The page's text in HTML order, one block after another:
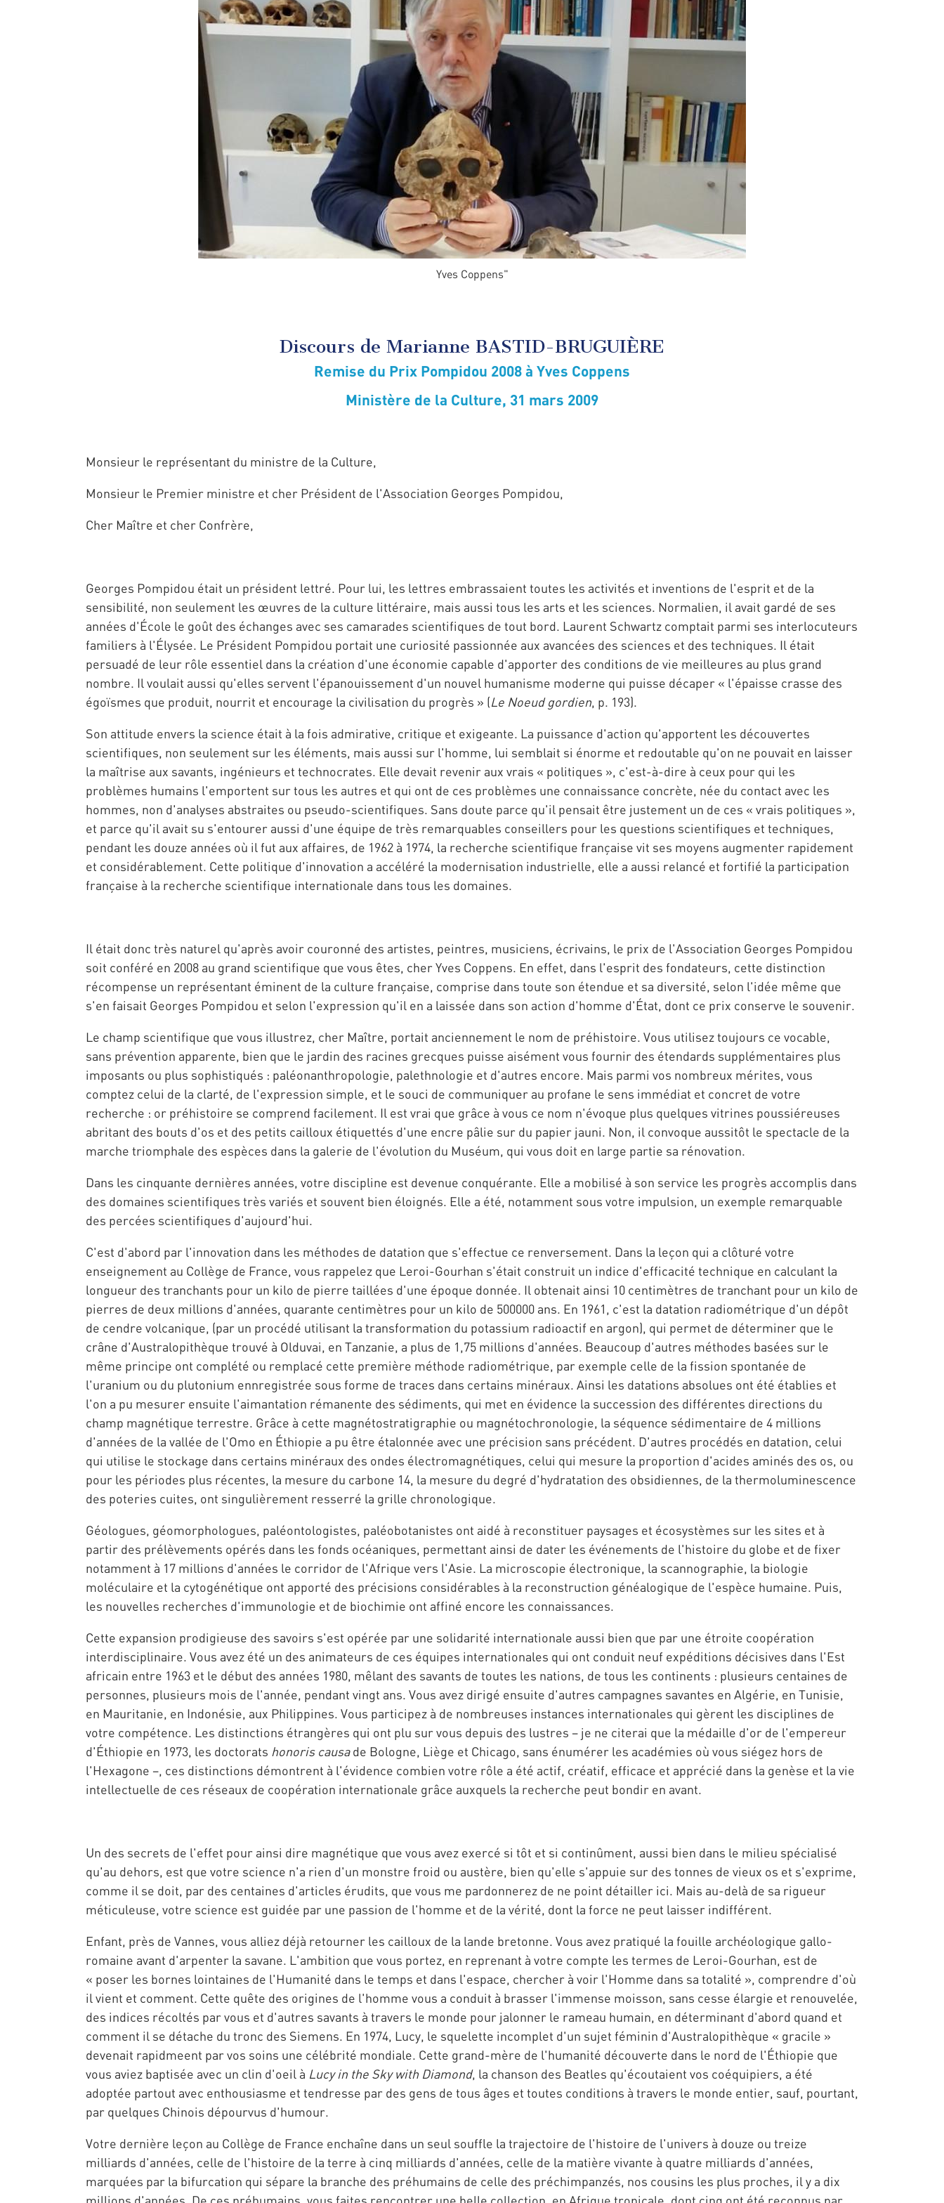
Yves Coppens"
Discours de Marianne BASTID-BRUGUIÈRE
Remise du Prix Pompidou 2008 à Yves Coppens
Ministère de la Culture, 31 mars 2009
Monsieur le représentant du ministre de la Culture,
Monsieur le Premier ministre et cher Président de l'Association Georges Pompidou,
Cher Maître et cher Confrère,
Georges Pompidou était un président lettré. Pour lui, les lettres embrassaient toutes les activités et inventions de l'esprit et de la
sensibilité, non seulement les œuvres de la culture littéraire, mais aussi tous les arts et les sciences. Normalien, il avait gardé de ses
années d'École le goût des échanges avec ses camarades scientifiques de tout bord. Laurent Schwartz comptait parmi ses interlocuteurs
familiers à l'Élysée. Le Président Pompidou portait une curiosité passionnée aux avancées des sciences et des techniques. Il était
persuadé de leur rôle essentiel dans la création d'une économie capable d'apporter des conditions de vie meilleures au plus grand
nombre. Il voulait aussi qu'elles servent l'épanouissement d'un nouvel humanisme moderne qui puisse décaper « l'épaisse crasse des
égoïsmes que produit, nourrit et encourage la civilisation du progrès » (Le Noeud gordien, p. 193).
Son attitude envers la science était à la fois admirative, critique et exigeante. La puissance d'action qu'apportent les découvertes
scientifiques, non seulement sur les éléments, mais aussi sur l'homme, lui semblait si énorme et redoutable qu'on ne pouvait en laisser
la maîtrise aux savants, ingénieurs et technocrates. Elle devait revenir aux vrais « politiques », c'est-à-dire à ceux pour qui les
problèmes humains l'emportent sur tous les autres et qui ont de ces problèmes une connaissance concrète, née du contact avec les
hommes, non d'analyses abstraites ou pseudo-scientifiques. Sans doute parce qu'il pensait être justement un de ces « vrais politiques »,
et parce qu'il avait su s'entourer aussi d'une équipe de très remarquables conseillers pour les questions scientifiques et techniques,
pendant les douze années où il fut aux affaires, de 1962 à 1974, la recherche scientifique française vit ses moyens augmenter rapidement
et considérablement. Cette politique d'innovation a accéléré la modernisation industrielle, elle a aussi relancé et fortifié la participation
française à la recherche scientifique internationale dans tous les domaines.
Il était donc très naturel qu'après avoir couronné des artistes, peintres, musiciens, écrivains, le prix de l'Association Georges Pompidou
soit conféré en 2008 au grand scientifique que vous êtes, cher Yves Coppens. En effet, dans l'esprit des fondateurs, cette distinction
récompense un représentant éminent de la culture française, comprise dans toute son étendue et sa diversité, selon l'idée même que
s'en faisait Georges Pompidou et selon l'expression qu'il en a laissée dans son action d'homme d'État, dont ce prix conserve le souvenir.
Le champ scientifique que vous illustrez, cher Maître, portait anciennement le nom de préhistoire. Vous utilisez toujours ce vocable,
sans prévention apparente, bien que le jardin des racines grecques puisse aisément vous fournir des étendards supplémentaires plus
imposants ou plus sophistiqués : paléonanthropologie, palethnologie et d'autres encore. Mais parmi vos nombreux mérites, vous
comptez celui de la clarté, de l'expression simple, et le souci de communiquer au profane le sens immédiat et concret de votre
recherche : or préhistoire se comprend facilement. Il est vrai que grâce à vous ce nom n'évoque plus quelques vitrines poussiéreuses
abritant des bouts d'os et des petits cailloux étiquettés d'une encre pâlie sur du papier jauni. Non, il convoque aussitôt le spectacle de la
marche triomphale des espèces dans la galerie de l'évolution du Muséum, qui vous doit en large partie sa rénovation.
Dans les cinquante dernières années, votre discipline est devenue conquérante. Elle a mobilisé à son service les progrès accomplis dans
des domaines scientifiques très variés et souvent bien éloignés. Elle a été, notamment sous votre impulsion, un exemple remarquable
des percées scientifiques d'aujourd'hui.
C'est d'abord par l'innovation dans les méthodes de datation que s'effectue ce renversement. Dans la leçon qui a clôturé votre
enseignement au Collège de France, vous rappelez que Leroi-Gourhan s'était construit un indice d'efficacité technique en calculant la
longueur des tranchants pour un kilo de pierre taillées d'une époque donnée. Il obtenait ainsi 10 centimètres de tranchant pour un kilo de
pierres de deux millions d'années, quarante centimètres pour un kilo de 500000 ans. En 1961, c'est la datation radiométrique d'un dépôt
de cendre volcanique, (par un procédé utilisant la transformation du potassium radioactif en argon), qui permet de déterminer que le
crâne d'Australopithèque trouvé à Olduvai, en Tanzanie, a plus de 1,75 millions d'années. Beaucoup d'autres méthodes basées sur le
même principe ont complété ou remplacé cette première méthode radiométrique, par exemple celle de la fission spontanée de
l'uranium ou du plutonium ennregistrée sous forme de traces dans certains minéraux. Ainsi les datations absolues ont été établies et
l'on a pu mesurer ensuite l'aimantation rémanente des sédiments, qui met en évidence la succession des différentes directions du
champ magnétique terrestre. Grâce à cette magnétostratigraphie ou magnétochronologie, la séquence sédimentaire de 4 millions
d'années de la vallée de l'Omo en Éthiopie a pu être étalonnée avec une précision sans précédent. D'autres procédés en datation, celui
qui utilise le stockage dans certains minéraux des ondes électromagnétiques, celui qui mesure la proportion d'acides aminés des os, ou
pour les périodes plus récentes, la mesure du carbone 14, la mesure du degré d'hydratation des obsidiennes, de la thermoluminescence
des poteries cuites, ont singulièrement resserré la grille chronologique.
Géologues, géomorphologues, paléontologistes, paléobotanistes ont aidé à reconstituer paysages et écosystèmes sur les sites et à
partir des prélèvements opérés dans les fonds océaniques, permettant ainsi de dater les événements de l'histoire du globe et de fixer
notamment à 17 millions d'années le corridor de l'Afrique vers l'Asie. La microscopie électronique, la scannographie, la biologie
moléculaire et la cytogénétique ont apporté des précisions considérables à la reconstruction généalogique de l'espèce humaine. Puis,
les nouvelles recherches d'immunologie et de biochimie ont affiné encore les connaissances.
Cette expansion prodigieuse des savoirs s'est opérée par une solidarité internationale aussi bien que par une étroite coopération
interdisciplinaire. Vous avez été un des animateurs de ces équipes internationales qui ont conduit neuf expéditions décisives dans l'Est
africain entre 1963 et le début des années 1980, mêlant des savants de toutes les nations, de tous les continents : plusieurs centaines de
personnes, plusieurs mois de l'année, pendant vingt ans. Vous avez dirigé ensuite d'autres campagnes savantes en Algérie, en Tunisie,
en Mauritanie, en Indonésie, aux Philippines. Vous participez à de nombreuses instances internationales qui gèrent les disciplines de
votre compétence. Les distinctions étrangères qui ont plu sur vous depuis des lustres – je ne citerai que la médaille d'or de l'empereur
d'Éthiopie en 1973, les doctorats honoris causade Bologne, Liège et Chicago, sans énumérer les académies où vous siégez hors de
l'Hexagone –, ces distinctions démontrent à l'évidence combien votre rôle a été actif, créatif, efficace et apprécié dans la genèse et la vie
intellectuelle de ces réseaux de coopération internationale grâce auxquels la recherche peut bondir en avant.
Un des secrets de l'effet pour ainsi dire magnétique que vous avez exercé si tôt et si continûment, aussi bien dans le milieu spécialisé
qu'au dehors, est que votre science n'a rien d'un monstre froid ou austère, bien qu'elle s'appuie sur des tonnes de vieux os et s'exprime,
comme il se doit, par des centaines d'articles érudits, que vous me pardonnerez de ne point détailler ici. Mais au-delà de sa rigueur
méticuleuse, votre science est guidée par une passion de l'homme et de la vérité, dont la force ne peut laisser indifférent.
Enfant, près de Vannes, vous alliez déjà retourner les cailloux de la lande bretonne. Vous avez pratiqué la fouille archéologique gallo-
romaine avant d'arpenter la savane. L'ambition que vous portez, en reprenant à votre compte les termes de Leroi-Gourhan, est de
« poser les bornes lointaines de l'Humanité dans le temps et dans l'espace, chercher à voir l'Homme dans sa totalité », comprendre d'où
il vient et comment. Cette quête des origines de l'homme vous a conduit à brasser l'immense moisson, sans cesse élargie et renouvelée,
des indices récoltés par vous et d'autres savants à travers le monde pour jalonner le rameau humain, en déterminant d'abord quand et
comment il se détache du tronc des Siemens. En 1974, Lucy, le squelette incomplet d'un sujet féminin d'Australopithèque « gracile »
devenait rapidmeent par vos soins une célébrité mondiale. Cette grand-mère de l'humanité découverte dans le nord de l'Éthiopie que
vous aviez baptisée avec un clin d'oeil à Lucy in the Sky with Diamond, la chanson des Beatles qu'écoutaient vos coéquipiers, a été
adoptée partout avec enthousiasme et tendresse par des gens de tous âges et toutes conditions à travers le monde entier, sauf, pourtant,
par quelques Chinois dépourvus d'humour.
Votre dernière leçon au Collège de France enchaîne dans un seul souffle la trajectoire de l'histoire de l'univers à douze ou treize
milliards d'années, celle de l'histoire de la terre à cinq milliards d'années, celle de la matière vivante à quatre milliards d'années,
marquées par la bifurcation qui sépare la branche des préhumains de celle des préchimpanzés, nos cousins les plus proches, il y a dix